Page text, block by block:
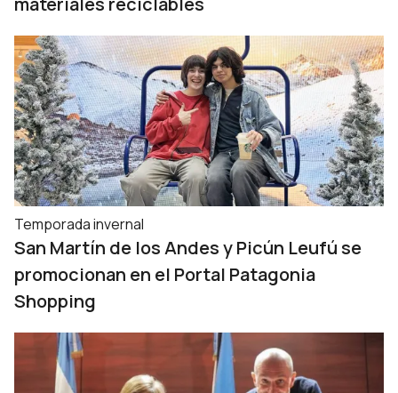
Temporada invernal
San Martín de los Andes y Picún Leufú se
promocionan en el Portal Patagonia
Shopping